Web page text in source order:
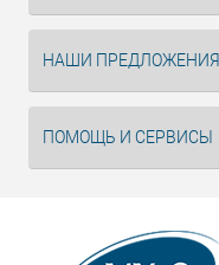
НАШИ ПРЕДЛОЖЕНИЯ
ПОМОЩЬ И СЕРВИСЫ